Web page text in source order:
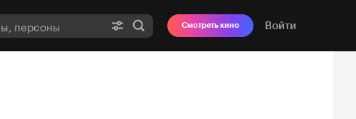
Смотреть кино Войти